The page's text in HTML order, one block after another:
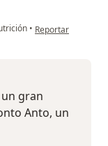
• en opinión del
Reportar
gran
Anto, un